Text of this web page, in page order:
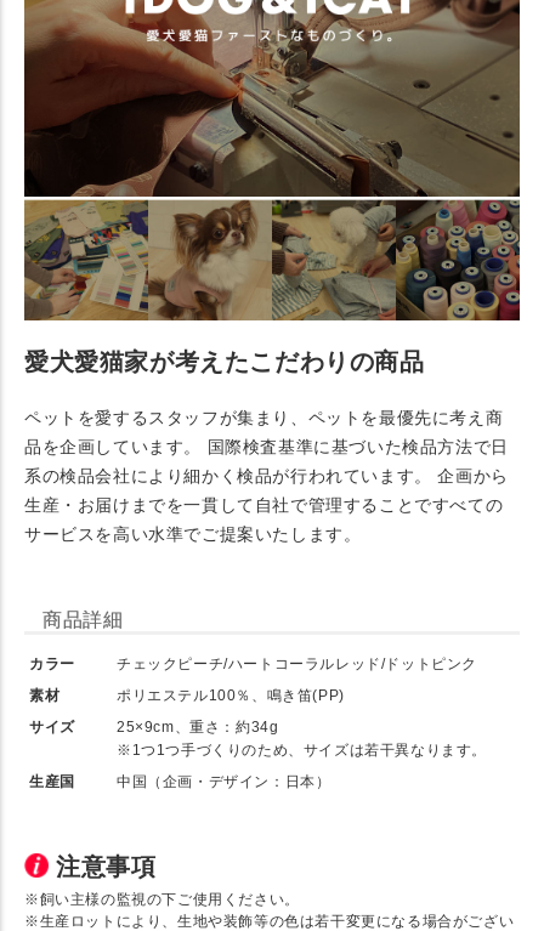
愛犬愛猫家が考えたこだわりの商品
ペットを愛するスタッフが集まり、ペットを最優先に考え商
品を企画しています。 国際検査基準に基づいた検品方法で日
系の検品会社により細かく検品が行われています。 企画から
生産・お届けまでを一貫して自社で管理することですべての
サービスを高い水準でご提案いたします。
商品詳細
カラー
チェックピーチ/ハートコーラルレッド/ドットピンク
素材
ポリエステル100％、鳴き笛(PP)
サイズ
25×9cm、重さ：約34g
※1つ1つ手づくりのため、サイズは若干異なります。
生産国
中国（企画・デザイン：日本）
注意事項
※飼い主様の監視の下ご使用ください。
※生産ロットにより、生地や装飾等の色は若干変更になる場合がござい